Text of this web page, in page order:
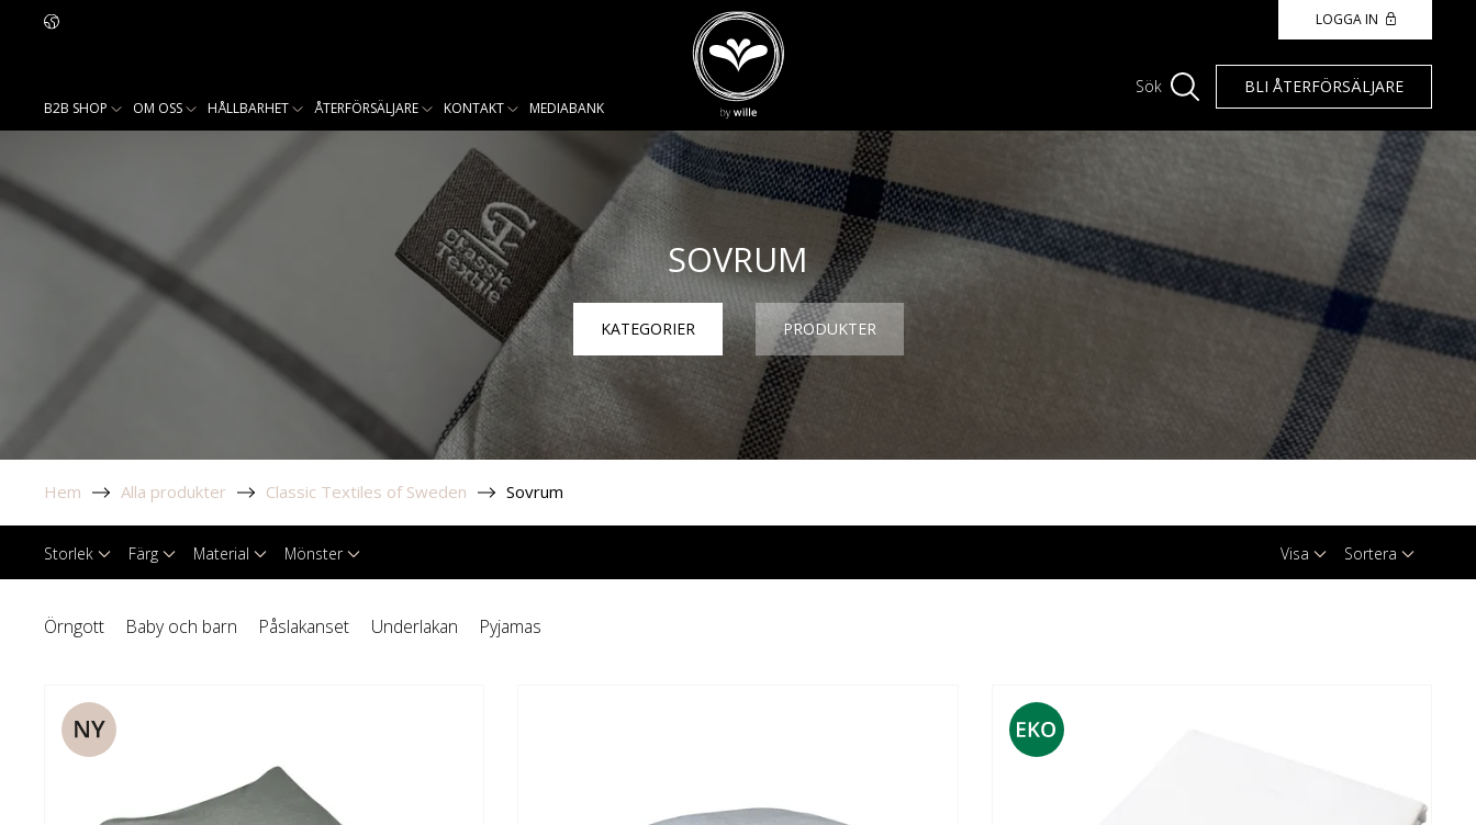
B2B SHOP OM OSS HÅLLBARHET ÅTERFÖRSÄLJARE KONTAKT MEDIABANK
LOGGA IN
Sök BLI ÅTERFÖRSÄLJARE
SOVRUM
KATEGORIER PRODUKTER
Hem Alla produkter Classic Textiles of Sweden Sovrum
Storlek Färg Material Mönster Visa Sortera
Örngott Baby och barn Påslakanset Underlakan Pyjamas